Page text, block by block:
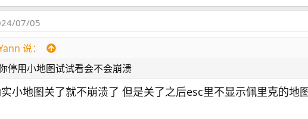
07/05
说：
停用小地图试试看会不会崩溃
小地图关了就不崩溃了 但是关了之后esc里不显示佩里克的地